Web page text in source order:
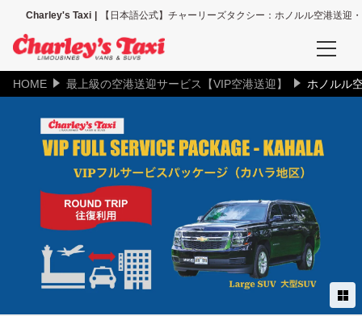
Charley's Taxi 【日本語公式】チャーリーズタクシー：ホノルル空港送迎
予約確認
空港送迎、その他送迎サービスの予約確認
タクシー配車の予約確認
空港送迎予約
ホノルル空港送迎（全て）
ホノルル空港＝ワイキキ地区
HOME 最上級の空港送迎サービス【VIP空港送迎】 ホノルル